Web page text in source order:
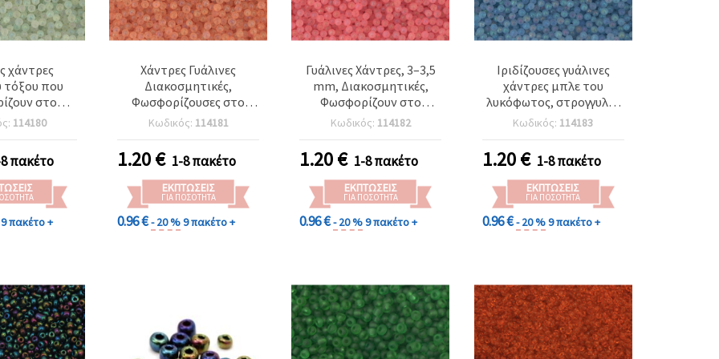
χάντρες
τόξου που
στο
3–3,5 mm
λευκές, 50 g
χάντρες
&
114180
πακέτο
9 πακέτο +
Χάντρες Γυάλινες
Διακοσμητικές,
Φωσφορίζουσες στο
Σκοτάδι (Ουράνιο Τόξο),
Ηλεκτρικό Πορτοκαλί, 3–
3,5 mm - 50 g, Ανάμικτες
Κωδικός: 114181
1.20€ 1-8 πακέτο
ΕΚΠΤΏΣΕΙΣ
ΓΙΑ ΠΟΣΌΤΗΤΑ
0.96 €- 20 %9 πακέτο +
Γυάλινες Χάντρες, 3–3,5
mm, Διακοσμητικές,
Φωσφορίζουν στο
Σκοτάδι, Εφέ Ουράνιου
Τόξου, Ηλεκτρικό Ροζ, 50
γραμμάρια
Κωδικός: 114182
1.20€ 1-8 πακέτο
ΕΚΠΤΏΣΕΙΣ
ΓΙΑ ΠΟΣΌΤΗΤΑ
0.96 €- 20 %9 πακέτο +
Ιριδίζουσες γυάλινες
χάντρες μπλε του
λυκόφωτος, στρογγυλές
3~3,5 mm, περλέ
φινίρισμα, φωσφορίζουν
στο σκοτάδι (ουράνιο
τόξο) - 50 g
Κωδικός: 114183
1.20€ 1-8 πακέτο
ΕΚΠΤΏΣΕΙΣ
ΓΙΑ ΠΟΣΌΤΗΤΑ
0.96 €- 20 %9 πακέτο +